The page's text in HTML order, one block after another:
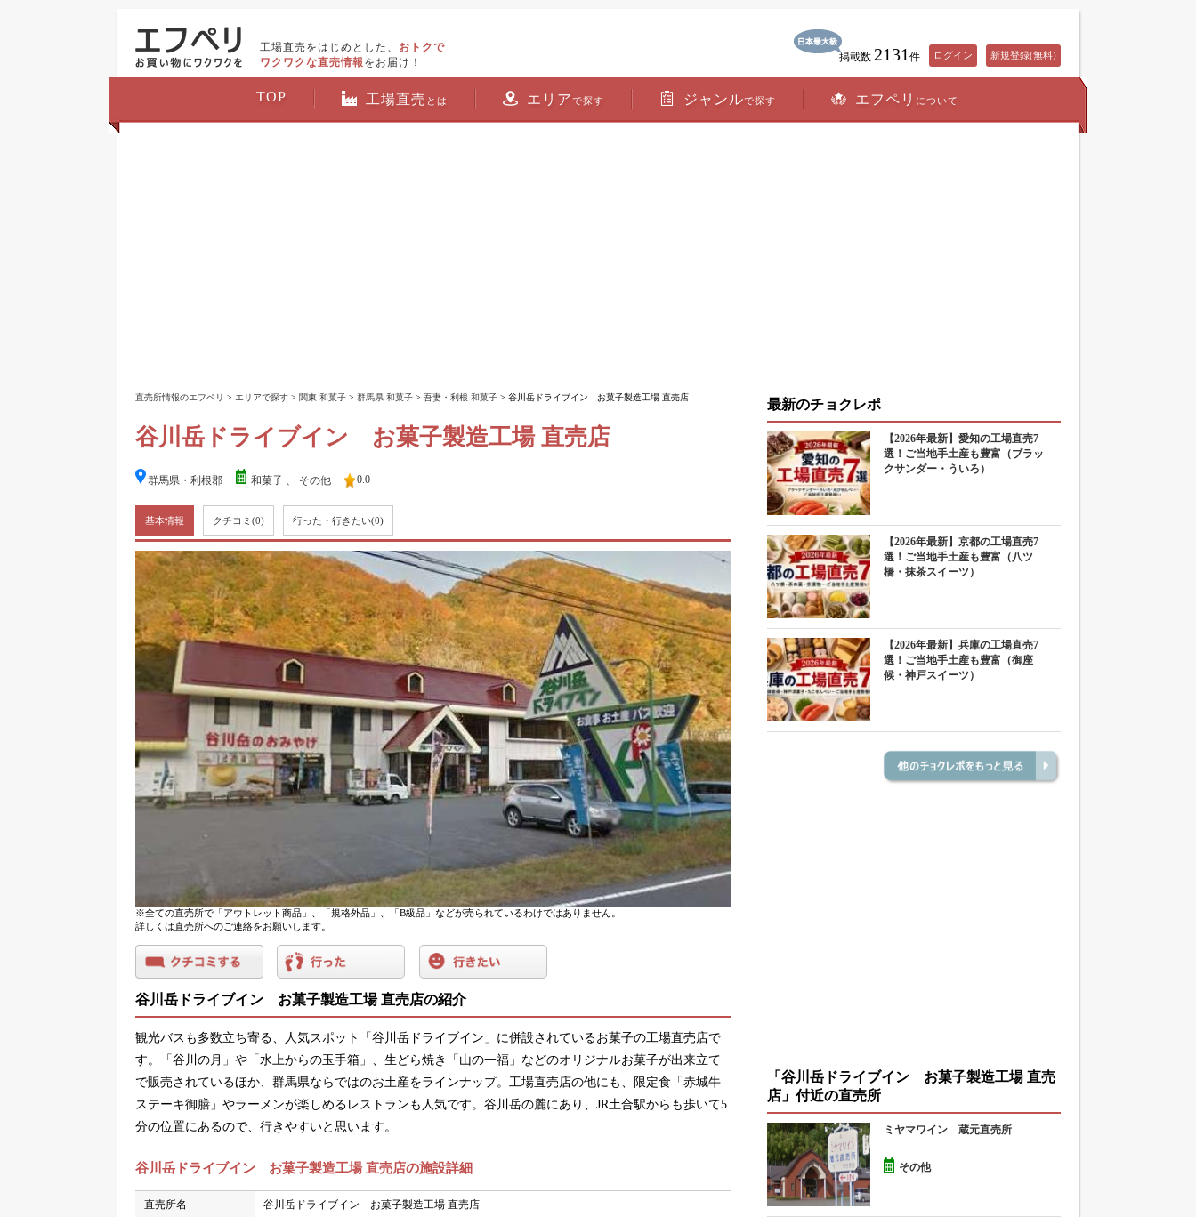
工場直売をはじめとした、 おトクで
ワクワクな直売情報 をお届け！ 掲載数 2131 件 ログイン 新規登録(無料)
TOP 工場直売 とは エリアで探す ジャンルで探す エフペリ について
直売所情報のエフペリ > エリアで探す > 関東 和菓子 > 群馬県 和菓子 > 吾妻・利根 和菓子 > 谷川岳ドライブイン お菓子製造工場 直売店
谷川岳ドライブイン お菓子製造工場 直売店
群馬県・利根郡 和菓子 、 その他 0.0
基本情報 クチコミ (0) 行った・行きたい(0)
※全ての直売所で「アウトレット商品」、「規格外品」、「B級品」などが売られているわけではありません。
詳しくは直売所へのご連絡をお願いします。
谷川岳ドライブイン お菓子製造工場 直売店の紹介
観光バスも多数立ち寄る、人気スポット「谷川岳ドライブイン」に併設されているお菓子の工場直売店で
す。「谷川の月」や「水上からの玉手箱」、生どら焼き「山の一福」などのオリジナルお菓子が出来立て
で販売されているほか、群馬県ならではのお土産をラインナップ。工場直売店の他にも、限定食「赤城牛
ステーキ御膳」やラーメンが楽しめるレストランも人気です。谷川岳の麓にあり、JR土合駅からも歩いて5
分の位置にあるので、行きやすいと思います。
谷川岳ドライブイン お菓子製造工場 直売店の施設詳細
直売所名 谷川岳ドライブイン お菓子製造工場 直売店
最新のチョクレポ
【2026年最新】愛知の工場直売7
選！ご当地手土産も豊富（ブラッ
クサンダー・ういろ）
【2026年最新】京都の工場直売7
選！ご当地手土産も豊富（八ツ
橋・抹茶スイーツ）
【2026年最新】兵庫の工場直売7
選！ご当地手土産も豊富（御座
候・神戸スイーツ）
「谷川岳ドライブイン お菓子製造工場 直売
店」付近の直売所
ミヤマワイン 蔵元直売所
その他